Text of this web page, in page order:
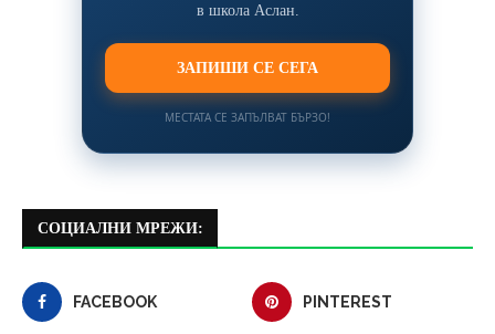
в школа Аслан.
ЗАПИШИ СЕ СЕГА
МЕСТАТА СЕ ЗАПЪЛВАТ БЪРЗО!
СОЦИАЛНИ МРЕЖИ:
FACEBOOK PINTEREST